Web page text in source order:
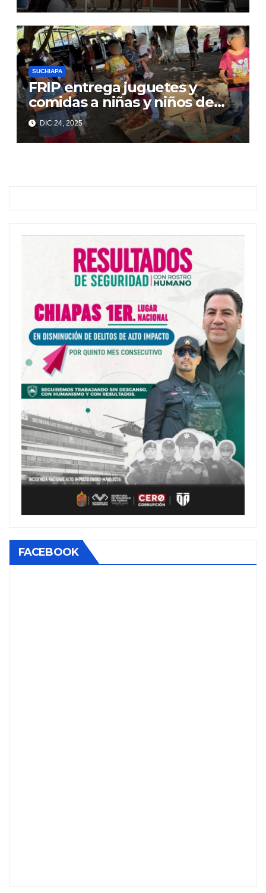
SUCHIAPA
FRIP entrega juguetes y
comidas a niñas y niños de
Suchiapa
DIC 24, 2025
FACEBOOK